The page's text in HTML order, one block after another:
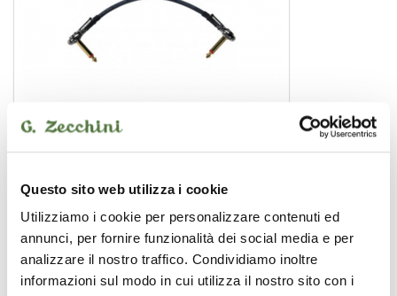
Questo sito web utilizza i cookie
Utilizziamo i cookie per personalizzare contenuti ed
annunci, per fornire funzionalità dei social media e per
analizzare il nostro traffico. Condividiamo inoltre
informazioni sul modo in cui utilizza il nostro sito con i
GCR2 bk jrjr 0.15 CM
cavo patch
17,30 €